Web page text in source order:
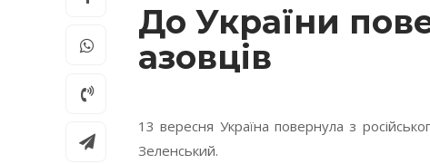
До України
азовців
13 вересня Україна повернула з
Зеленський.